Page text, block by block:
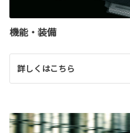
機能・装備
詳しくはこちら